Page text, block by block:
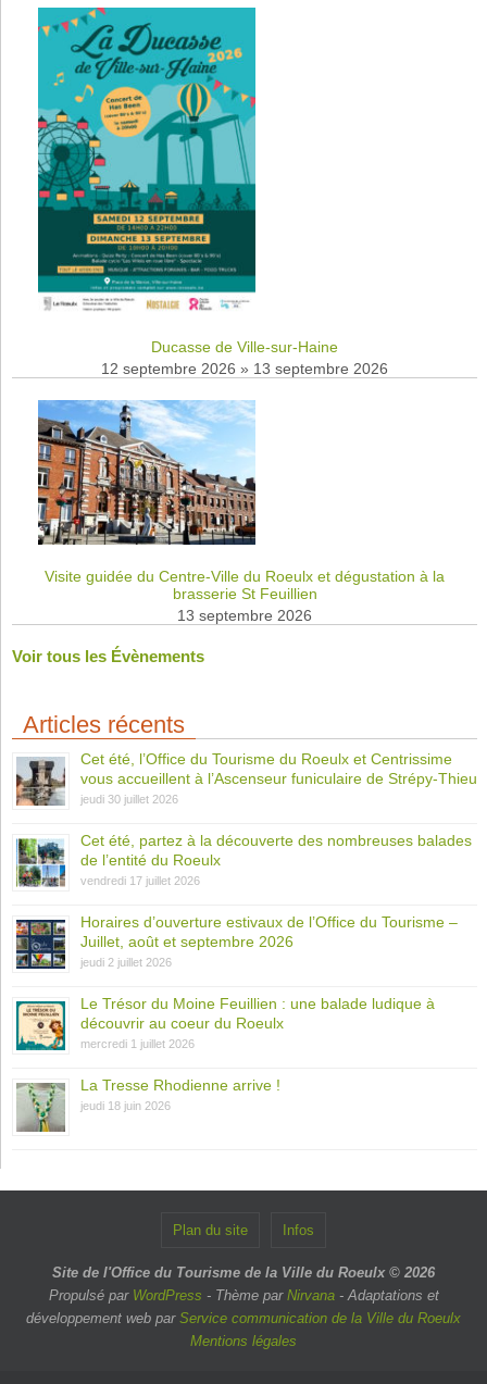
Ducasse de Ville-sur-Haine
12 septembre 2026 » 13 septembre 2026
Visite guidée du Centre-Ville du Roeulx et dégustation à la
brasserie St Feuillien
13 septembre 2026
Voir tous les Évènements
Articles récents
Cet été, l’Office du Tourisme du Roeulx et Centrissime
vous accueillent à l’Ascenseur funiculaire de Strépy-Thieu
jeudi 30 juillet 2026
Cet été, partez à la découverte des nombreuses balades
de l’entité du Roeulx
vendredi 17 juillet 2026
Horaires d’ouverture estivaux de l’Office du Tourisme –
Juillet, août et septembre 2026
jeudi 2 juillet 2026
Le Trésor du Moine Feuillien : une balade ludique à
découvrir au coeur du Roeulx
mercredi 1 juillet 2026
La Tresse Rhodienne arrive !
jeudi 18 juin 2026
Plan du site Infos
Site de l'Office du Tourisme de la Ville du Roeulx © 2026
Propulsé par WordPress - Thème par Nirvana- Adaptations et
développement web par Service communication de la Ville du Roeulx
Mentions légales